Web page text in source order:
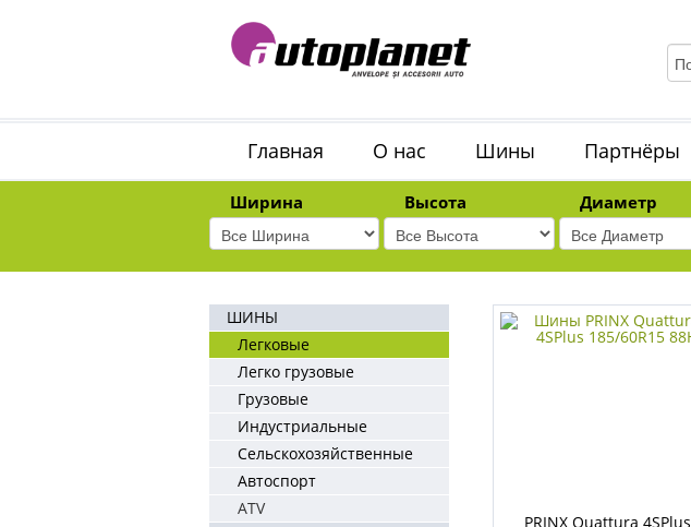
Главная О нас Шины Партнёры
Ширина Высота Диаметр
ШИНЫ
Легковые
Легко грузовые
Грузовые
Индустриальные
Сельскохозяйственные
Автоспорт
ATV
PRINX Quattura 4SPlus